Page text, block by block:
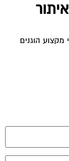
הוגנים